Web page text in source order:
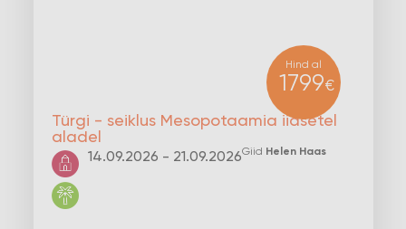
Hind al
1799€
Türgi - seiklus Mesopotaamia iidsetel
aladel
14.09.2026 - 21.09.2026Giid Helen Haas